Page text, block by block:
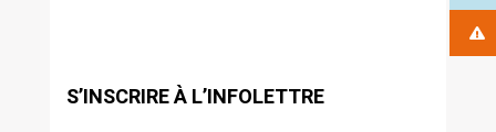
S’INSCRIRE À L’INFOLETTRE